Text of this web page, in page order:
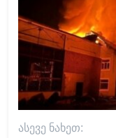
ᲐᲡᲔᲕᲔ ᲜᲐᲮᲔᲗ: